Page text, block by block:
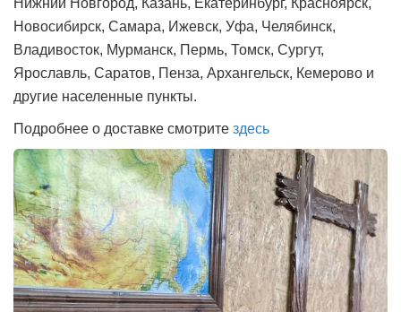
Новосибирск, Самара, Ижевск, Уфа, Челябинск,
Владивосток, Мурманск, Пермь, Томск, Сургут,
Ярославль, Саратов, Пенза, Архангельск, Кемерово и
другие населенные пункты.
Подробнее о доставке смотрите здесь